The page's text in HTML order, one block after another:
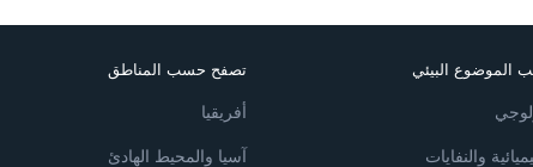
الموضوع البيئي
والنفايات
تصفح حسب المناطق
أفريقيا
آسيا والمحيط الهادئ